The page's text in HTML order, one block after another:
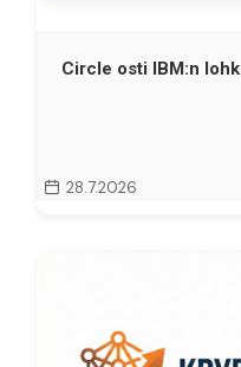
Circle osti IBM:n
28.7.2026